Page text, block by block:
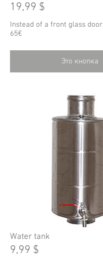
19,99 $
Instead of a front glass door
65€
Это кнопка
Water tank
9,99 $